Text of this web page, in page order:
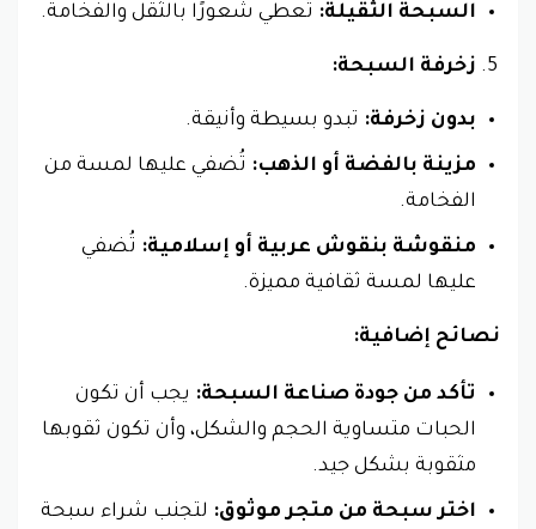
السبحة الثقيلة: تُعطي شعورًا بالثقل والفخامة.
زخرفة السبحة:
بدون زخرفة: تبدو بسيطة وأنيقة.
مزينة بالفضة أو الذهب: تُضفي عليها لمسة من
الفخامة.
منقوشة بنقوش عربية أو إسلامية: تُضفي
عليها لمسة ثقافية مميزة.
نصائح إضافية:
تأكد من جودة صناعة السبحة: يجب أن تكون
الحبات متساوية الحجم والشكل، وأن تكون ثقوبها
مثقوبة بشكل جيد.
اختر سبحة من متجر موثوق: لتجنب شراء سبحة